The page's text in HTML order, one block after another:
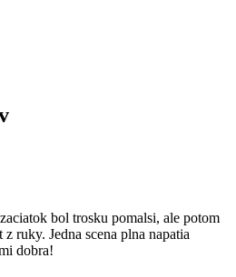
bol trosku pomalsi, ale potom
ruky. Jedna scena plna napatia
dobra!